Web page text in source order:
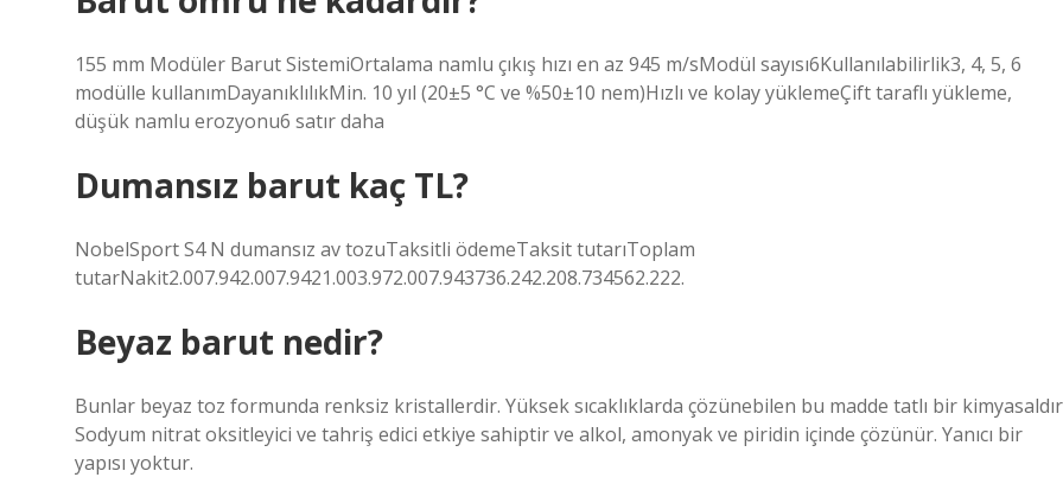
155 mm Modüler Barut SistemiOrtalama namlu çıkış hızı en az 945 m/sModül sayısı6Kullanılabilirlik3, 4, 5, 6
modülle kullanımDayanıklılıkMin. 10 yıl (20±5 °C ve %50±10 nem)Hızlı ve kolay yüklemeÇift taraflı yükleme,
düşük namlu erozyonu6 satır daha
Dumansız barut kaç TL?
NobelSport S4 N dumansız av tozuTaksitli ödemeTaksit tutarıToplam
tutarNakit2.007.942.007.9421.003.972.007.943736.242.208.734562.222.
Beyaz barut nedir?
Bunlar beyaz toz formunda renksiz kristallerdir. Yüksek sıcaklıklarda çözünebilen bu madde tatlı bir
Sodyum nitrat oksitleyici ve tahriş edici etkiye sahiptir ve alkol, amonyak ve piridin içinde çözünür. Yanıcı bir
yapısı yoktur.